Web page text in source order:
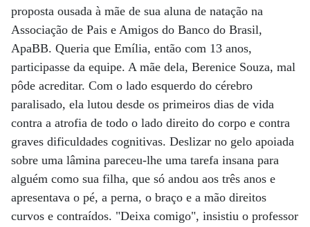
proposta ousada à mãe de sua aluna de natação na
Associação de Pais e Amigos do Banco do Brasil,
ApaBB. Queria que Emília, então com 13 anos,
participasse da equipe. A mãe dela, Berenice Souza, mal
pôde acreditar. Com o lado esquerdo do cérebro
paralisado, ela lutou desde os primeiros dias de vida
contra a atrofia de todo o lado direito do corpo e contra
graves dificuldades cognitivas. Deslizar no gelo apoiada
sobre uma lâmina pareceu-lhe uma tarefa insana para
alguém como sua filha, que só andou aos três anos e
apresentava o pé, a perna, o braço e a mão direitos
curvos e contraídos. "Deixa comigo", insistiu o professor